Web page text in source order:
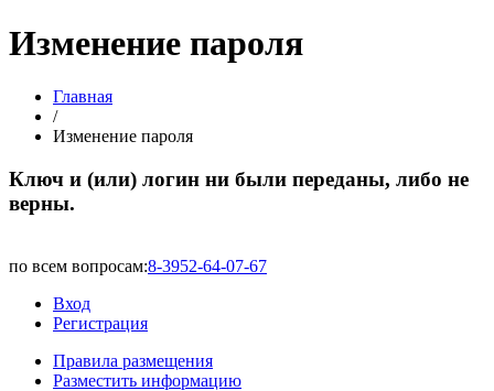
Изменение пароля
Главная
/
Изменение пароля
Ключ и (или) логин ни были переданы, либо не
верны.
по всем вопросам:8-3952-64-07-67
Вход
Регистрация
Правила размещения
Разместить информацию